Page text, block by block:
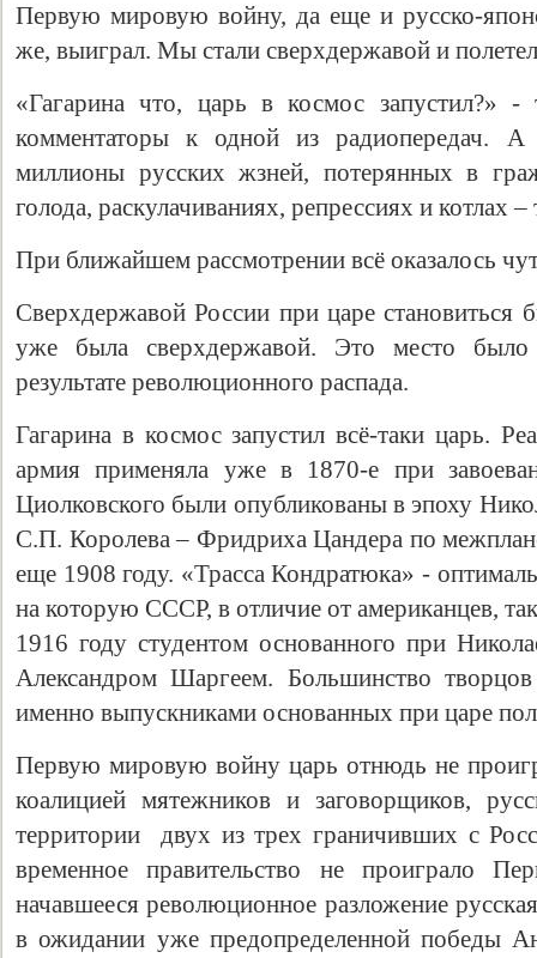
Первую мировую войну, да еще и русско-
же, выиграл. Мы стали сверхдержавой и
«Гагарина что, царь в космос запустил?»
комментаторы к одной из радиопередач.
миллионы русских жзней, потерянных в
голода, раскулачиваниях, репрессиях и котлах
При ближайшем рассмотрении всё оказалось
Сверхдержавой России при царе становиться
уже была сверхдержавой. Это место
результате революционного распада.
Гагарина в космос запустил всё-таки царь.
армия применяла уже в 1870-е при
Циолковского были опубликованы в эпоху
С.П. Королева – Фридриха Цандера по
еще 1908 году. «Трасса Кондратюка» -
на которую СССР, в отличие от американцев,
1916 году студентом основанного при
Александром Шаргеем. Большинство
именно выпускниками основанных при царе
Первую мировую войну царь отнюдь не
коалицией мятежников и заговорщиков,
территории двух из трех граничивших с
временное правительство не проиграло
начавшееся революционное разложение
в ожидании уже предопределенной победы